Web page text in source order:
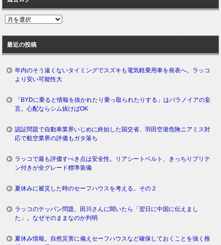
過
ロ
グ
最近の投稿
年内のそう遠くないタイミングでスズキも電気軽乗用車を発表へ。ラッコ
より安い可能性大
「BYDに乗ると情報を抜かれたり乗っ取られたりする」はパラノイアの妄
言。心配ならシム抜けばOK
認証問題で自動車業界いじめに終始した国交省、羽田空港危険ニアミス対
応で航空業界の評価もガタ落ち
ラッコで最も評価すべき点は安全性。リアシートベルト、きっちりプリテ
ン付きが全グレード標準装備
夏休みに被災した時のセーフハウスを考える。その２
ラッコのテッパン問題、田川さんに聞いたら「翌日に中国に伝えまし
た」。なぜそのままなのか判明
夏休み情報。自然災害に備えセーフハウスなど確保しておくことを強く推